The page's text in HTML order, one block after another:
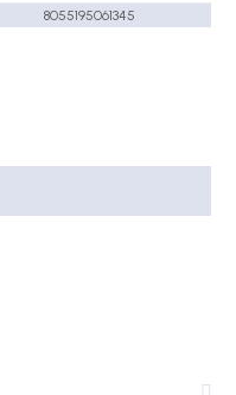
8055195061345